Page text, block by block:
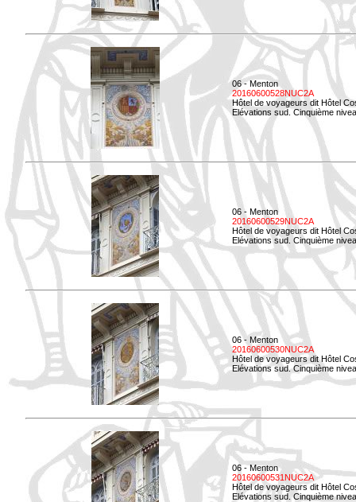
06 - Menton
20160600528NUC2A
Hôtel de voyageurs dit Hôtel
Elévations sud. Cinquième
06 - Menton
20160600529NUC2A
Hôtel de voyageurs dit Hôtel
Elévations sud. Cinquième
06 - Menton
20160600530NUC2A
Hôtel de voyageurs dit Hôtel
Elévations sud. Cinquième
06 - Menton
20160600531NUC2A
Hôtel de voyageurs dit Hôtel
Elévations sud. Cinquième